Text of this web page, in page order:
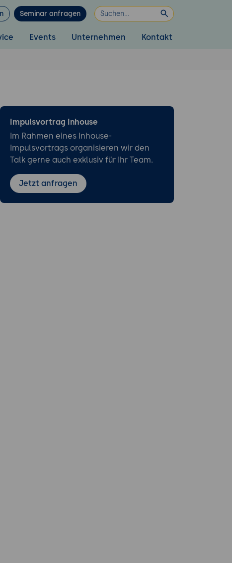
Seminar anfragen
Events Unternehmen Kontakt
Impulsvortrag Inhouse
Im Rahmen eines Inhouse-
Impulsvortrags organisieren wir den
Talk gerne auch exklusiv für Ihr Team.
Jetzt anfragen